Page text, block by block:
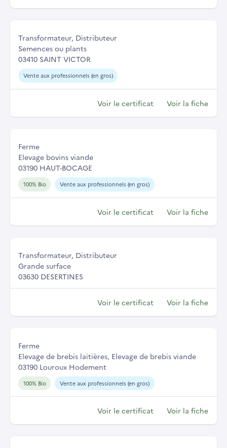
Transformateur, Distributeur
Semences ou plants
03410 SAINT VICTOR
Vente aux professionnels (en gros)
Voir le certificat Voir la fiche
Ferme
Elevage bovins viande
03190 HAUT-BOCAGE
100% Bio Vente aux professionnels (en gros)
Voir le certificat Voir la fiche
Transformateur, Distributeur
Grande surface
03630 DESERTINES
Voir le certificat Voir la fiche
Ferme
Elevage de brebis laitières, Elevage de brebis viande
03190 Louroux Hodement
100% Bio Vente aux professionnels (en gros)
Voir le certificat Voir la fiche